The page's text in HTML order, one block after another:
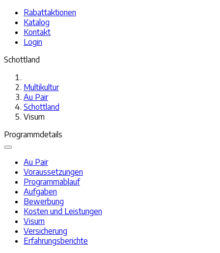
Rabattaktionen
Katalog
Kontakt
Login
Schottland
Multikultur
Au Pair
Schottland
Visum
Programmdetails
Au Pair
Voraussetzungen
Programmablauf
Aufgaben
Bewerbung
Kosten und Leistungen
Visum
Versicherung
Erfahrungsberichte